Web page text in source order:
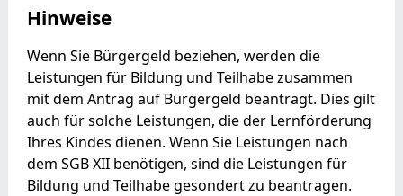
Hinweise
Wenn Sie Bürgergeld beziehen, werden die
Leistungen für Bildung und Teilhabe zusammen
mit dem Antrag auf Bürgergeld beantragt. Dies gilt
auch für solche Leistungen, die der Lernförderung
Ihres Kindes dienen. Wenn Sie Leistungen nach
dem SGB XII benötigen, sind die Leistungen für
Bildung und Teilhabe gesondert zu beantragen.